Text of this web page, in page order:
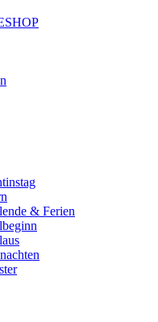
& Ferien